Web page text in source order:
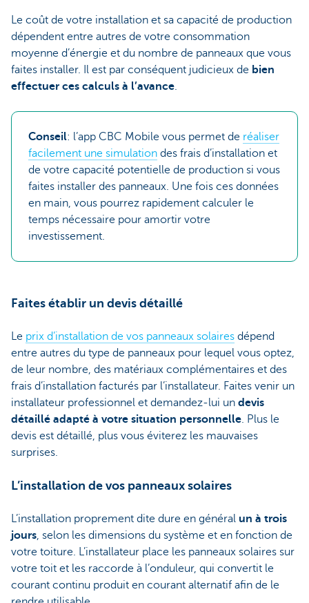
Le coût de votre installation et sa capacité de production
dépendent entre autres de votre consommation
moyenne d’énergie et du nombre de panneaux que vous
faites installer. Il est par conséquent judicieux de bien
effectuer ces calculs à l’avance.
Conseil: l’app CBC Mobile vous permet de réaliser
facilement une simulation des frais d’installation et
de votre capacité potentielle de production si vous
faites installer des panneaux. Une fois ces données
en main, vous pourrez rapidement calculer le
temps nécessaire pour amortir votre
investissement.
Faites établir un devis détaillé
Le prix d’installation de vos panneaux solaires dépend
entre autres du type de panneaux pour lequel vous optez,
de leur nombre, des matériaux complémentaires et des
frais d’installation facturés par l’installateur. Faites venir un
installateur professionnel et demandez-lui un devis
détaillé adapté à votre situation personnelle. Plus le
devis est détaillé, plus vous éviterez les mauvaises
surprises.
L’installation de vos panneaux solaires
L’installation proprement dite dure en général un à trois
jours, selon les dimensions du système et en fonction de
votre toiture. L’installateur place les panneaux solaires sur
votre toit et les raccorde à l’onduleur, qui convertit le
courant continu produit en courant alternatif afin de le